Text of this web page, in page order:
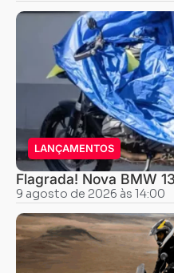
LANÇAMENTOS
Flagrada! Nova BMW
9 agosto de 2026 às 14:00